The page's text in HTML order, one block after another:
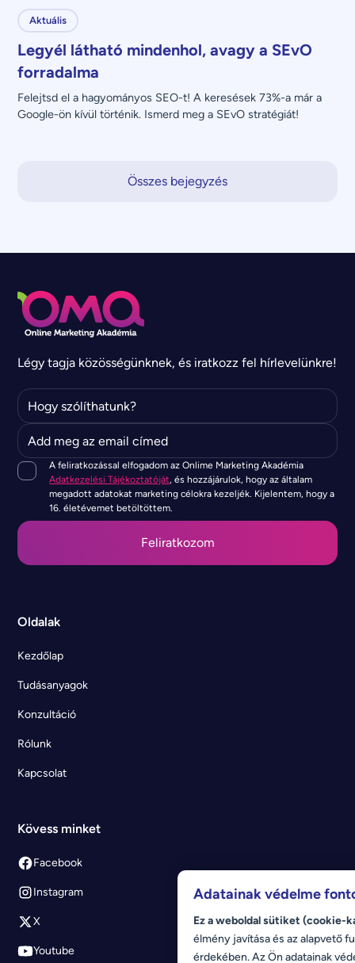
Aktuális
Legyél látható mindenhol, avagy a SEvO
forradalma
Felejtsd el a hagyományos SEO-t! A keresések 73%-a már a
Google-ön kívül történik. Ismerd meg a SEvO stratégiát!
Összes bejegyzés
Légy tagja közösségünknek, és iratkozz fel hírlevelünkre!
A feliratkozással elfogadom az Onlime Marketing Akadémia
Adatkezelési Tájékoztatóját, és hozzájárulok, hogy az általam
megadott adatokat marketing célokra kezeljék. Kijelentem, hogy a
16. életévemet betöltöttem.
Oldalak
Kezdőlap
Tudásanyagok
Konzultáció
Rólunk
Kapcsolat
Kövess minket
Facebook
Instagram
X
Youtube
Adatainak védelme
Ez a weboldal sütiket (cookie-
élmény javítása és az alapvető
érdekében. Az Ön adatainak